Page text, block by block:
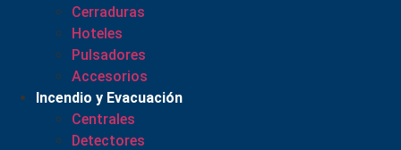
Cerraduras
Hoteles
Pulsadores
Accesorios
Incendio y Evacuación
Centrales
Detectores